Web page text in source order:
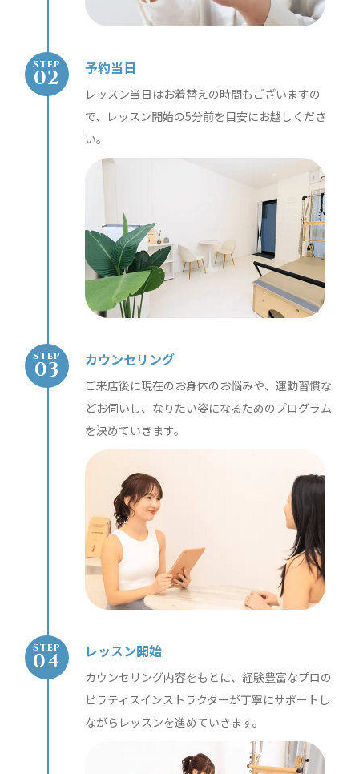
STEP 予約当日
レッスン当日はお着替えの時間もございますの
で、レッスン開始の5分前を目安にお越しくださ
い。
STEP カウンセリング
ご来店後に現在のお身体のお悩みや、運動習慣な
どお伺いし、なりたい姿になるためのプログラム
を決めていきます。
STEP レッスン開始
カウンセリング内容をもとに、経験豊富なプロの
ピラティスインストラクターが丁寧にサポートし
ながらレッスンを進めていきます。